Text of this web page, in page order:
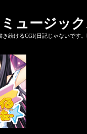
ュージッ
続けるCGI(日記じゃないです